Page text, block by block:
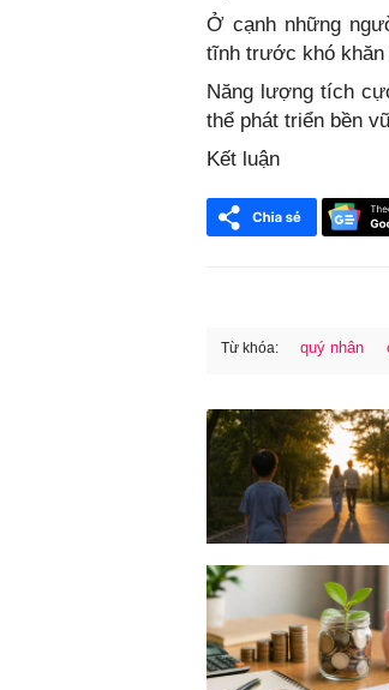
Ở cạnh những
tĩnh trước khó khăn
Năng lượng tích
thể phát triển bền
Kết luận
Từ khóa: quý nhân